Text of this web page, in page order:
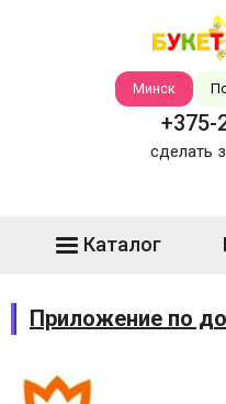
Минск
+375-
сделать
Каталог
Приложение по